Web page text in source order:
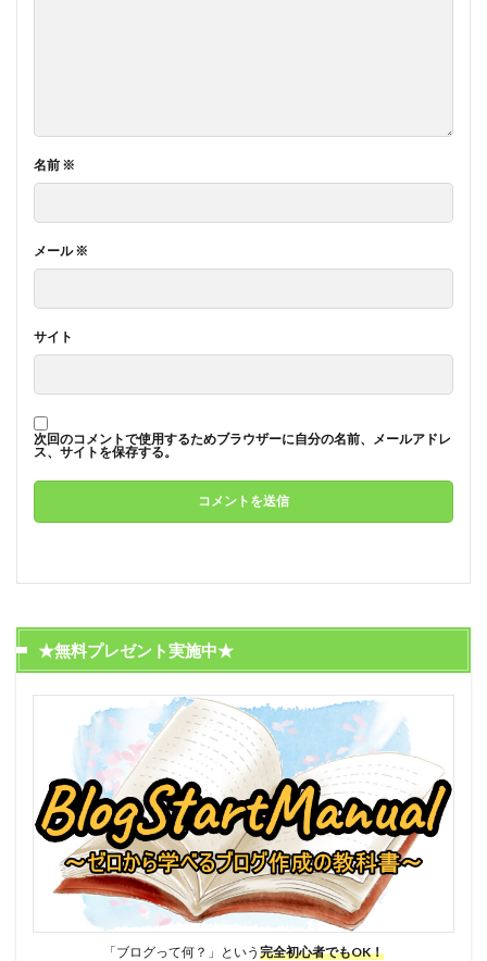
名前 ※
メール※
サイト
次回のコメントで使用するためブラウザーに自分の名前、メールアドレ
ス、サイトを保存する。
★無料プレゼント実施中★
「ブログって何？」という 完全初心者でもOK！